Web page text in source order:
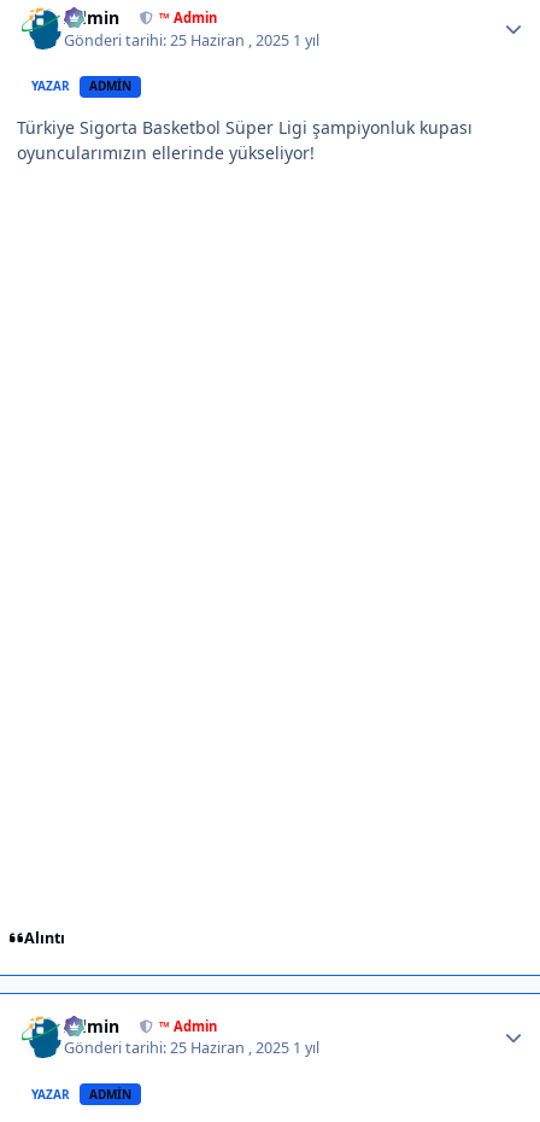
Admin ™ Admin
Gönderi tarihi:25 Haziran , 2025 1 yıl
YAZAR ADMIN
Türkiye Sigorta Basketbol Süper Ligi şampiyonluk kupası
oyuncularımızın ellerinde yükseliyor!
Alıntı
Admin ™ Admin
Gönderi tarihi:25 Haziran , 2025 1 yıl
YAZAR ADMIN